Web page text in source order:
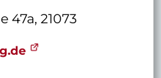
47a, 21073